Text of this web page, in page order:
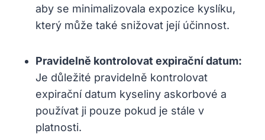
aby se minimalizovala expozice kyslíku,
který může také snižovat její účinnost.
Pravidelně kontrolovat expirační datum:
Je důležité pravidelně kontrolovat
expirační datum kyseliny askorbové a
používat ji pouze pokud je stále v
platnosti.